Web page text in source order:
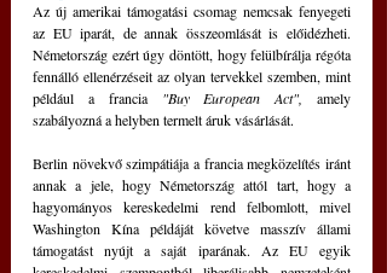
Az új amerikai támogatási csomag nemcsak fenyegeti
az EU iparát, de annak összeomlását is előidézheti.
Németország ezért úgy döntött, hogy felülbírálja régóta
fennálló ellenérzéseit az olyan tervekkel szemben, mint
például a francia "Buy European Act", amely
szabályozná a helyben termelt áruk vásárlását.
Berlin növekvő szimpátiája a francia megközelítés iránt
annak a jele, hogy Németország attól tart, hogy a
hagyományos kereskedelmi rend felbomlott, mivel
Washington Kína példáját követve masszív állami
támogatást nyújt a saját iparának. Az EU egyik